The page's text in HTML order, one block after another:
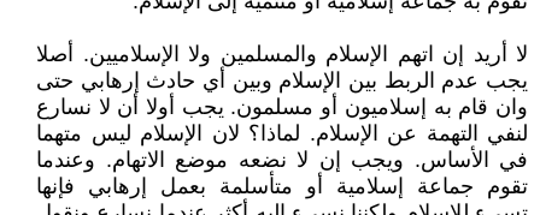
لا أريد إن اتهم الإسلام والمسلمين ولا الإسلاميين. أصلا
يجب عدم الربط بين الإسلام وبين أي حادث إرهابي حتى
وان قام به إسلاميون أو مسلمون. يجب أولا أن لا نسارع
لنفي التهمة عن الإسلام. لماذا؟ لان الإسلام ليس متهما
في الأساس. ويجب إن لا نضعه موضع الاتهام. وعندما
تقوم جماعة إسلامية أو متأسلمة بعمل إرهابي فإنها